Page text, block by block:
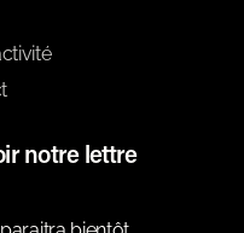
notre lettre